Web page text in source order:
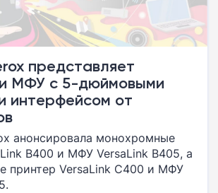
представляет
МФУ с 5-дюймовыми
интерфейсом от
анонсировала монохромные
B400 и МФУ VersaLink B405, а
принтер VersaLink C400 и МФУ